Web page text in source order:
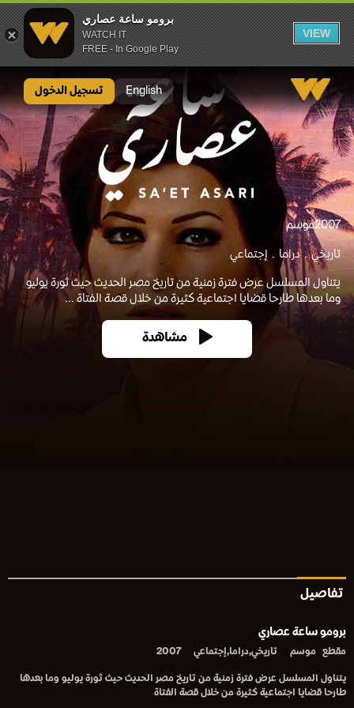
برومو ساعة عصاري
WATCH IT
FREE - In Google Play
VIEW
English تسجيل الدخول
2007موسم
تاريخي دراما إجتماعي
يتناول المسلسل عرض فترة زمنية من تاريخ مصر الحديث حيث ثورة يوليو
وما بعدها طارحا قضايا اجتماعية كثيرة من خلال قصة الفتاة ...
مشاهدة
تفاصيل
برومو ساعة عصاري
مقطع موسم تاريخي,دراما,إجتماعي 2007
يتناول المسلسل عرض فترة زمنية من تاريخ مصر الحديث حيث ثورة يوليو وما بعدها
طارحا قضايا اجتماعية كثيرة من خلال قصة الفتاة